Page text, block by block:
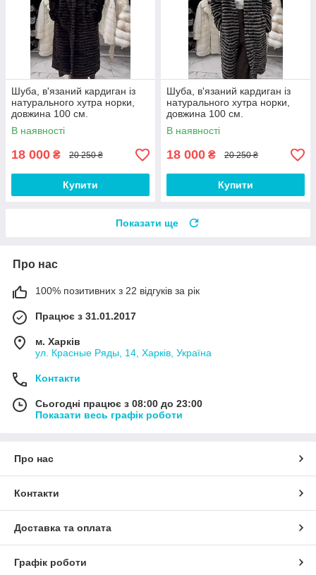
Шуба, в'язаний кардиган із
натурального хутра норки,
довжина 100 см.
В наявності
18 000 ₴ 20 250 ₴
Купити
Шуба, в'язаний кардиган із
натурального хутра норки,
довжина 100 см.
В наявності
18 000 ₴ 20 250 ₴
Купити
Показати ще
Про нас
100% позитивних з 22 відгуків за рік
Працює з 31.01.2017
м. Харків
ул. Красные Ряды, 14, Харків, Україна
Контакти
Сьогодні працює з 08:00 до 23:00
Показати весь графік роботи
Про нас
Контакти
Доставка та оплата
Графік роботи